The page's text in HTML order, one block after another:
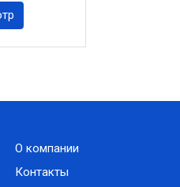
О компании
Контакты